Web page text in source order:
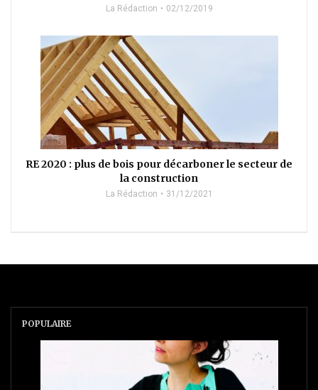
La Rédaction 02/12/2019
RE 2020 : plus de bois pour décarboner le secteur de
la construction
La Rédaction 31/12/2021
POPULAIRE